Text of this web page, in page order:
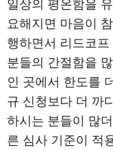
일상의 평온함을
요해지면 마음이
행하면서 리드코
분들의 간절함을
인 곳에서 한도를
규 신청보다 더 까
하시는 분들이 많
른 심사 기준이 적